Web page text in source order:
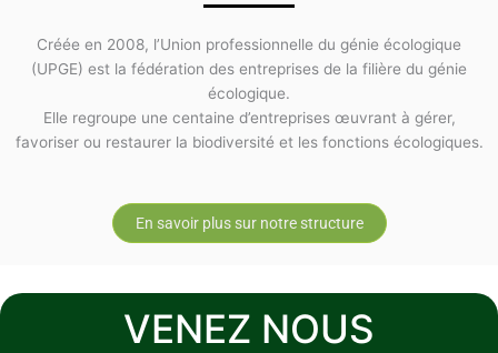
Créée en 2008, l’Union professionnelle du génie écologique
(UPGE) est la fédération des entreprises de la filière du génie
écologique.
Elle regroupe une centaine d’entreprises œuvrant à gérer,
favoriser ou restaurer la biodiversité et les fonctions écologiques.
En savoir plus sur notre structure
VENEZ NOUS